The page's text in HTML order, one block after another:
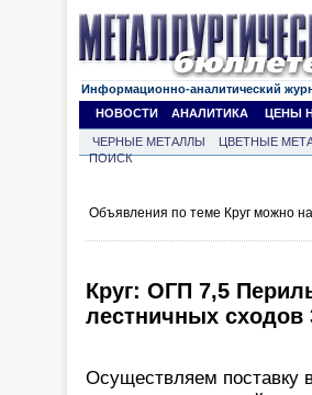
Информационно-аналитический
НОВОСТИ
АНАЛИТИКА ЦЕНЫ
ЧЕРНЫЕ МЕТАЛЛЫ ЦВЕТНЫЕ
ПОИСК
Объявления по теме Круг можно
Круг: ОГП 7,5
лестничных сходов
Осуществляем поставку